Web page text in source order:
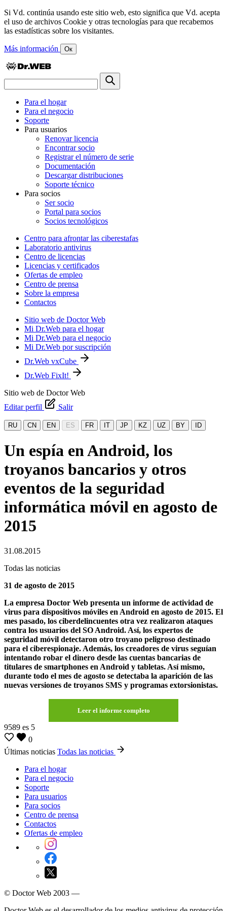
Si Vd. continúa usando este sitio web, esto significa que Vd. acepta
el uso de archivos Cookie y otras tecnologías para que recabemos
las estadísticas sobre los visitantes.
Más información Ок
Para el hogar
Para el negocio
Soporte
Para usuarios
Renovar licencia
Encontrar socio
Registrar el número de serie
Documentación
Descargar distribuciones
Soporte técnico
Para socios
Ser socio
Portal para socios
Socios tecnológicos
Centro para afrontar las ciberestafas
Laboratorio antivirus
Centro de licencias
Licencias y certificados
Ofertas de empleo
Centro de prensa
Sobre la empresa
Contactos
Sitio web de Doctor Web
Mi Dr.Web para el hogar
Mi Dr.Web para el negocio
Mi Dr.Web por suscripción
Dr.Web vxCube
Dr.Web FixIt!
Sitio web de Doctor Web
Editar perfil
Salir
RU CN EN ES FR IT JP KZ UZ BY ID
Un espía en Android, los
troyanos bancarios y otros
eventos de la seguridad
informática móvil en agosto de
2015
31.08.2015
Todas las noticias
31 de agosto de 2015
La empresa Doctor Web presenta un informe de actividad de
virus para dispositivos móviles en Android en agosto de 2015. El
mes pasado, los ciberdelincuentes otra vez realizaron ataques
contra los usuarios del SO Android. Así, los expertos de
seguridad móvil detectaron otro troyano peligroso destinado
para el ciberespionaje. Además, los creadores de virus seguían
intentando robar el dinero desde las cuentas bancarias de
titulares de smartphones en Android y tabletas. Así mismo,
durante todo el mes de agosto se detectaba la aparición de las
nuevas versiones de troyanos SMS y programas extorsionistas.
Leer el informe completo
9589 es 5
0
Últimas noticias Todas las noticias
Para el hogar
Para el negocio
Soporte
Para usuarios
Para socios
Centro de prensa
Contactos
Ofertas de empleo
© Doctor Web 2003 —